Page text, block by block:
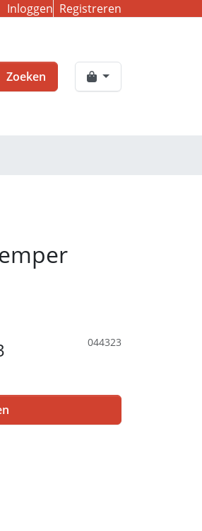
Inloggen Registreren
Zoeken
044323